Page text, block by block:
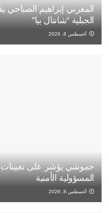
المغربي إبراهيم الصباحي
الجبلية “شانتال بيا”
أغسطس 8, 2026
حموشي يؤشر على
المسؤولية الأمنية
أغسطس 8, 2026